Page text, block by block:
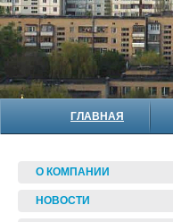
ГЛАВНАЯ
О КОМПАНИИ
НОВОСТИ